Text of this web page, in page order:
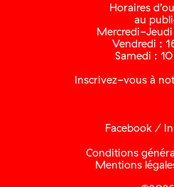
Horaires
au
Mercredi-
Vendredi :
Samedi :
Inscrivez-vous à
Facebook/
Conditions
Mentions